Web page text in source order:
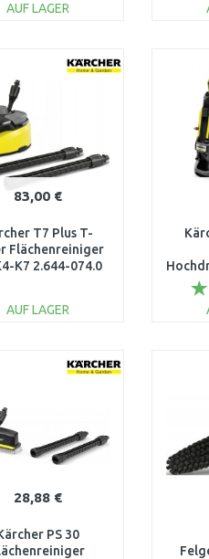
AUF LAGER
Vergleichen
83,00 €
T7 Plus T-
Flächenreiniger
K7 2.644-074.0
AUF LAGER
l/h/
28,88 €
PS 30